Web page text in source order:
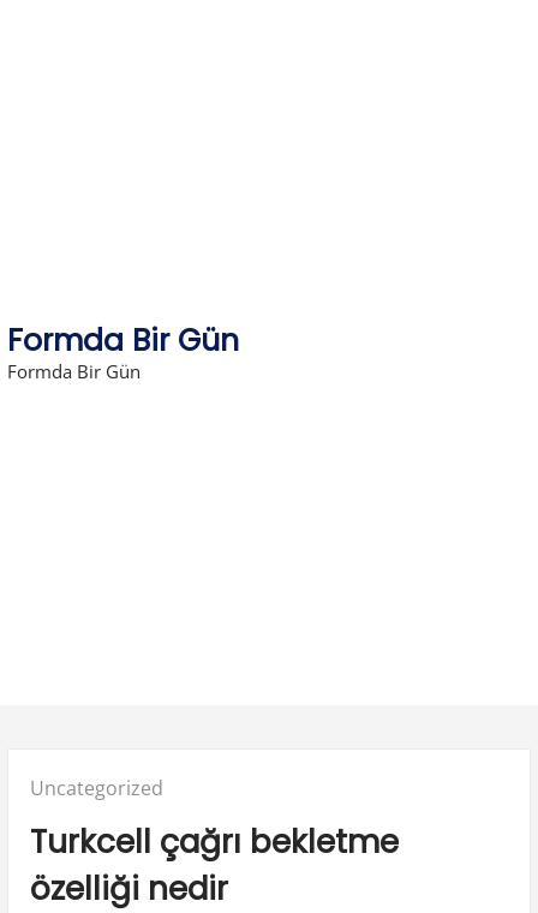
Formda Bir Gün
Formda Bir Gün
Posted
Uncategorized
Turkcell çağrı bekletme
özelliği nedir